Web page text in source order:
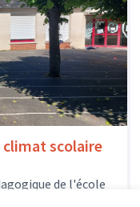
scolaire
de l'école